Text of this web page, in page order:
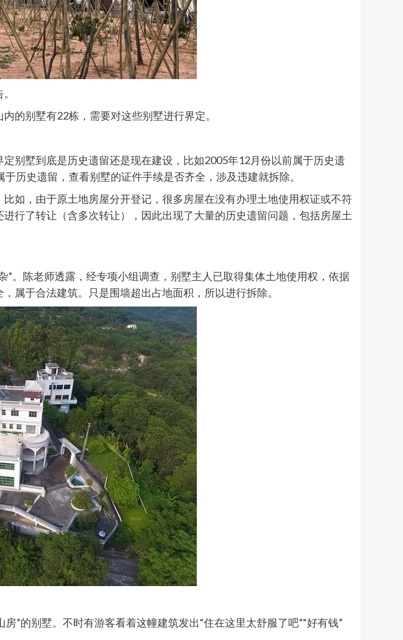
的别墅有22栋，需要对这些别墅进行界定。
别墅到底是历史遗留还是现在建设，比如2005年12月份以前属于历史遗
历史遗留，查看别墅的证件手续是否齐全，涉及违建就拆除。
如，由于原土地房屋分开登记，很多房屋在没有办理土地使用权证或不符
行了转让（含多次转让），因此出现了大量的历史遗留问题，包括房屋土
。陈老师透露，经专项小组调查，别墅主人已取得集体土地使用权，依据
属于合法建筑。只是围墙超出占地面积，所以进行拆除。
”的别墅。不时有游客看着这幢建筑发出“住在这里太舒服了吧”“好有钱”